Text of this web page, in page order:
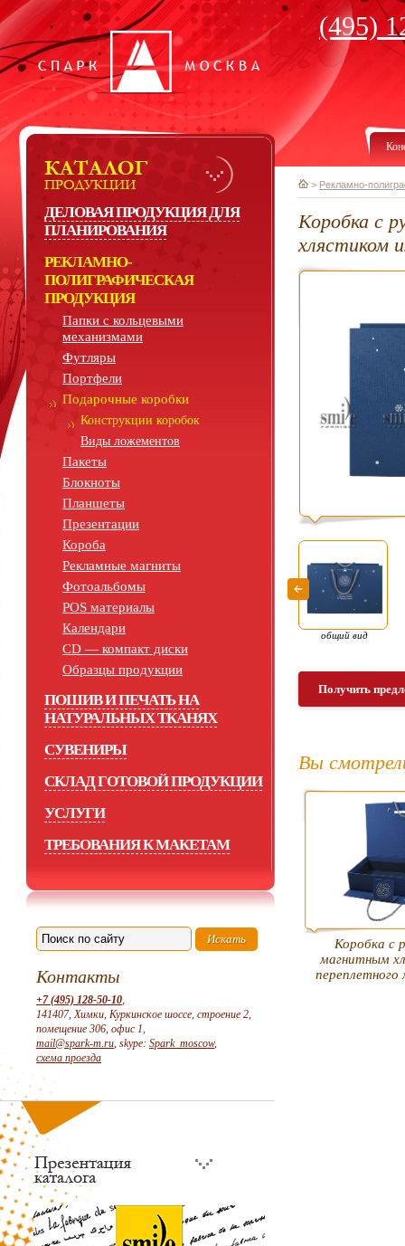
(495)
ДЕЛОВАЯ ПРОДУКЦИЯ ДЛЯ
ПЛАНИРОВАНИЯ
РЕКЛАМНО-
ПОЛИГРАФИЧЕСКАЯ
ПРОДУКЦИЯ
Папки с кольцевыми
механизмами
Футляры
Портфели
Подарочные коробки
Конструкции коробок
Виды ложементов
Пакеты
Блокноты
Планшеты
Презентации
Короба
Рекламные магниты
Фотоальбомы
POS материалы
Календари
СD — компакт диски
Образцы продукции
ПОШИВ И ПЕЧАТЬ НА
НАТУРАЛЬНЫХ ТКАНЯХ
СУВЕНИРЫ
СКЛАД ГОТОВОЙ ПРОДУКЦИИ
УСЛУГИ
ТРЕБОВАНИЯ К МАКЕТАМ
Контакты
+7 (495) 128-50-10,
141407, Химки, Куркинское шоссе, строение 2,
помещение 306, офис 1,
mail@spark-m.ru, skype: Spark_moscow,
схема проезда
> Рекламно-
Коробка с
хлястиком
общий вид
Получить
Вы
Коробка с
магнитным